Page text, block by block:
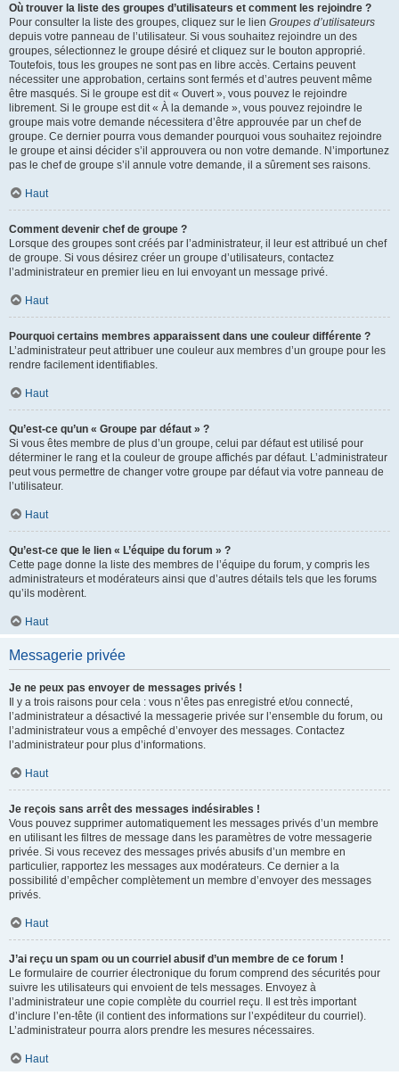
Où trouver la liste des groupes d’utilisateurs et comment les rejoindre ?
Pour consulter la liste des groupes, cliquez sur le lien Groupes d’utilisateurs
depuis votre panneau de l’utilisateur. Si vous souhaitez rejoindre un des
groupes, sélectionnez le groupe désiré et cliquez sur le bouton approprié.
Toutefois, tous les groupes ne sont pas en libre accès. Certains peuvent
nécessiter une approbation, certains sont fermés et d’autres peuvent même
être masqués. Si le groupe est dit « Ouvert », vous pouvez le rejoindre
librement. Si le groupe est dit « À la demande », vous pouvez rejoindre le
groupe mais votre demande nécessitera d’être approuvée par un chef de
groupe. Ce dernier pourra vous demander pourquoi vous souhaitez rejoindre
le groupe et ainsi décider s’il approuvera ou non votre demande. N’importunez
pas le chef de groupe s’il annule votre demande, il a sûrement ses raisons.
Haut
Comment devenir chef de groupe ?
Lorsque des groupes sont créés par l’administrateur, il leur est attribué un chef
de groupe. Si vous désirez créer un groupe d’utilisateurs, contactez
l’administrateur en premier lieu en lui envoyant un message privé.
Haut
Pourquoi certains membres apparaissent dans une couleur différente ?
L’administrateur peut attribuer une couleur aux membres d’un groupe pour les
rendre facilement identifiables.
Haut
Qu’est-ce qu’un « Groupe par défaut » ?
Si vous êtes membre de plus d’un groupe, celui par défaut est utilisé pour
déterminer le rang et la couleur de groupe affichés par défaut. L’administrateur
peut vous permettre de changer votre groupe par défaut via votre panneau de
l’utilisateur.
Haut
Qu’est-ce que le lien « L’équipe du forum » ?
Cette page donne la liste des membres de l’équipe du forum, y compris les
administrateurs et modérateurs ainsi que d’autres détails tels que les forums
qu’ils modèrent.
Haut
Messagerie privée
Je ne peux pas envoyer de messages privés !
Il y a trois raisons pour cela : vous n’êtes pas enregistré et/ou connecté,
l’administrateur a désactivé la messagerie privée sur l’ensemble du forum, ou
l’administrateur vous a empêché d’envoyer des messages. Contactez
l’administrateur pour plus d’informations.
Haut
Je reçois sans arrêt des messages indésirables !
Vous pouvez supprimer automatiquement les messages privés d’un membre
en utilisant les filtres de message dans les paramètres de votre messagerie
privée. Si vous recevez des messages privés abusifs d’un membre en
particulier, rapportez les messages aux modérateurs. Ce dernier a la
possibilité d’empêcher complètement un membre d’envoyer des messages
privés.
Haut
J’ai reçu un spam ou un courriel abusif d’un membre de ce forum !
Le formulaire de courrier électronique du forum comprend des sécurités pour
suivre les utilisateurs qui envoient de tels messages. Envoyez à
l’administrateur une copie complète du courriel reçu. Il est très important
d’inclure l’en-tête (il contient des informations sur l’expéditeur du courriel).
L’administrateur pourra alors prendre les mesures nécessaires.
Haut